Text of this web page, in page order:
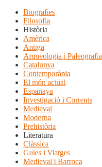
Biografies
Filosofia
Història
Amèrica
Antiga
Arqueologia i Paleografia
Catalunya
Contemporània
El món actual
Espanaya
Investigació i Corrents
Medieval
Moderna
Prehistòria
Literatura
Clàssica
Guies i Viatges
Medieval i Barroca